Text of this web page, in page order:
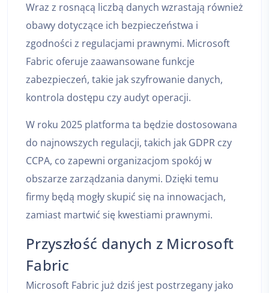
Wraz z rosnącą liczbą danych wzrastają również
obawy dotyczące ich bezpieczeństwa i
zgodności z regulacjami prawnymi. Microsoft
Fabric oferuje zaawansowane funkcje
zabezpieczeń, takie jak szyfrowanie danych,
kontrola dostępu czy audyt operacji.
W roku 2025 platforma ta będzie dostosowana
do najnowszych regulacji, takich jak GDPR czy
CCPA, co zapewni organizacjom spokój w
obszarze zarządzania danymi. Dzięki temu
firmy będą mogły skupić się na innowacjach,
zamiast martwić się kwestiami prawnymi.
Przyszłość danych z Microsoft
Fabric
Microsoft Fabric już dziś jest postrzegany jako